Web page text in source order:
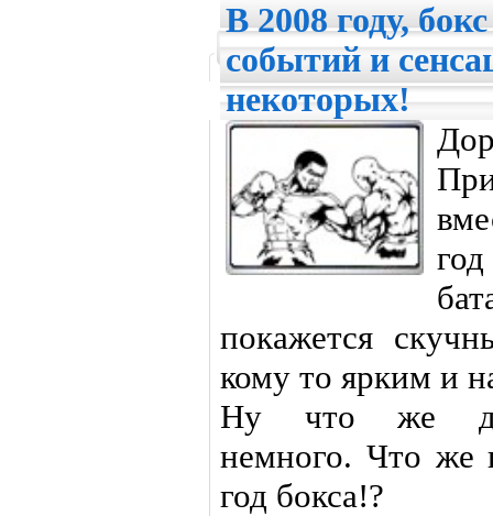
В 2008 году,
событий и
некоторых!
покажется
кому то ярким и
Ну что же
немного. Что же
год бокса!?